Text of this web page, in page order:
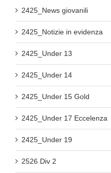
2425_News giovanili
2425_Notizie in evidenza
2425_Under 13
2425_Under 14
2425_Under 15 Gold
2425_Under 17 Eccelenza
2425_Under 19
2526 Div 2